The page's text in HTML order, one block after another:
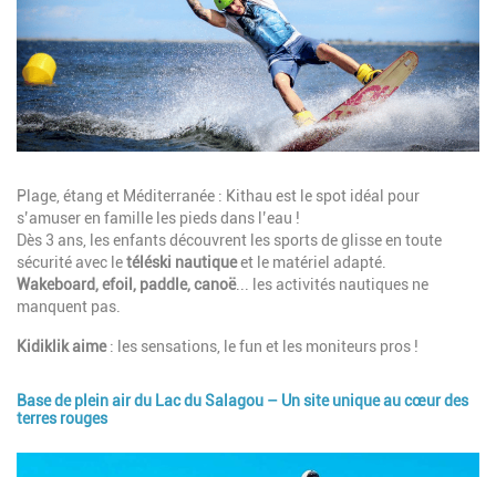
Description
Plage, étang et Méditerranée : Kithau est le spot idéal pour
s’amuser en famille les pieds dans l’eau !
Dès 3 ans, les enfants découvrent les sports de glisse en toute
sécurité avec letéléski nautiqueet le matériel adapté.
Wakeboard, efoil, paddle, canoë... les activités nautiques ne
manquent pas.
Kidiklik aime: les sensations, le fun et les moniteurs pros !
Base de plein air du Lac du Salagou – Un site unique au cœur des
terres rouges